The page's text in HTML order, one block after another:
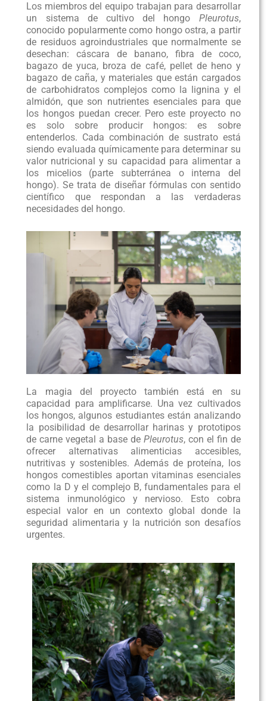
Los miembros del equipo trabajan para desarrollar
un sistema de cultivo del hongo Pleurotus,
conocido popularmente como hongo ostra, a partir
de residuos agroindustriales que normalmente se
desechan: cáscara de banano, fibra de coco,
bagazo de yuca, broza de café, pellet de heno y
bagazo de caña, y materiales que están cargados
de carbohidratos complejos como la lignina y el
almidón, que son nutrientes esenciales para que
los hongos puedan crecer. Pero este proyecto no
es solo sobre producir hongos: es sobre
entenderlos. Cada combinación de sustrato está
siendo evaluada químicamente para determinar su
valor nutricional y su capacidad para alimentar a
los micelios (parte subterránea o interna del
hongo). Se trata de diseñar fórmulas con sentido
científico que respondan a las verdaderas
necesidades del hongo.
La magia del proyecto también está en su
capacidad para amplificarse. Una vez cultivados
los hongos, algunos estudiantes están analizando
la posibilidad de desarrollar harinas y prototipos
de carne vegetal a base de Pleurotus, con el fin de
ofrecer alternativas alimenticias accesibles,
nutritivas y sostenibles. Además de proteína, los
hongos comestibles aportan vitaminas esenciales
como la D y el complejo B, fundamentales para el
sistema inmunológico y nervioso. Esto cobra
especial valor en un contexto global donde la
seguridad alimentaria y la nutrición son desafíos
urgentes.